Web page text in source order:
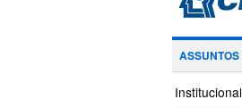
ASSUNTOS
Institucional